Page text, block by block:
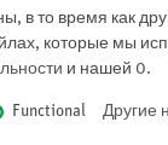
в то время как
которые мы
и нашей 0.
Functional Другие